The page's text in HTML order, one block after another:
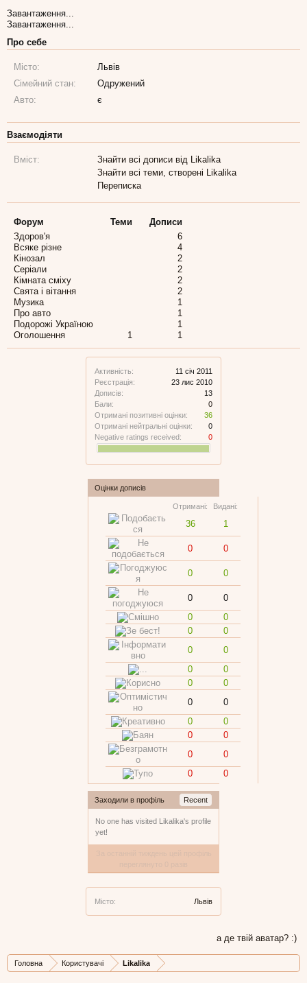
Активність:
11 січ 2011
Реєстрація:
23 лис 2010
Дописів:
13
Бали:
0
Отримані позитивні оцінки:
36
Отримані нейтральні оцінки:
0
Negative ratings received:
0
Оцінки дописів
Отримані: Видані:
36 1
0 0
0 0
0
0
0
0
0
0
0
0
0
0
0
0
0
0
0
0
0
0
0
0
0
0
Заходили в профіль Recent
No one has visited Likalika's profile
yet!
Місто: Львів
Завантаження...
Завантаження...
Про себе
Місто:
Львів
Сімейний стан:
Одружений
Авто:
є
Взаємодіяти
Вміст:
Знайти всі дописи від Likalika
Знайти всі теми, створені Likalika
Переписка
Форум Теми
Дописи
Здоров'я
6
Всяке різне
4
Кінозал
2
Серіали
2
Кімната сміху
2
Свята і вітання
2
Музика
1
Про авто
1
Подорожі Україною
1
Оголошення
1 1
а де твій аватар? :)
Головна Користувачі Likalika